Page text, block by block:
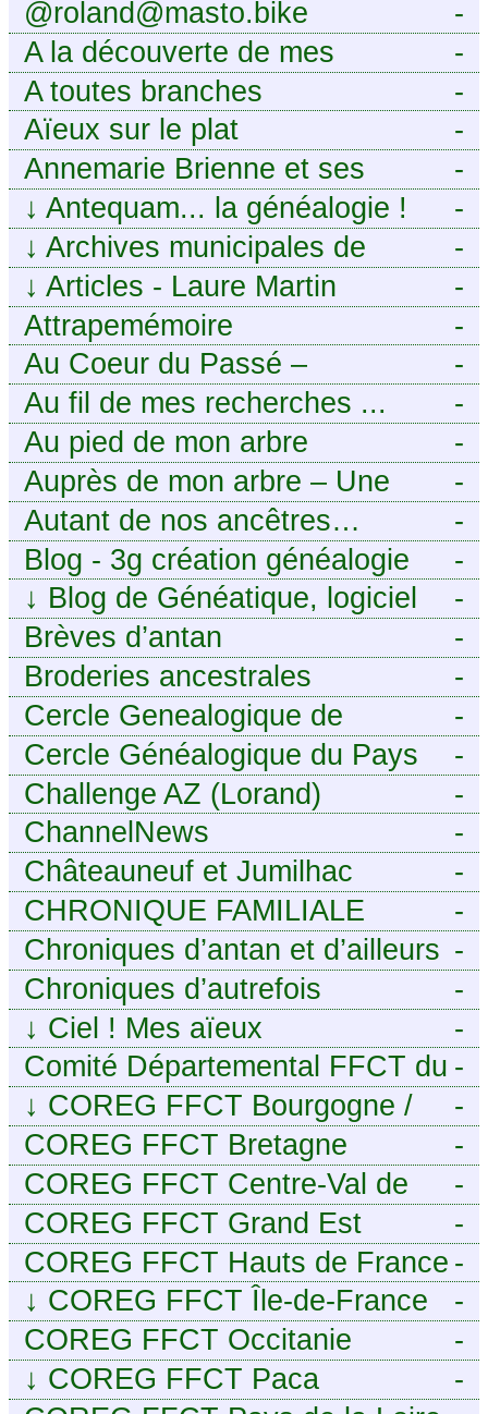
-
@roland@masto.bike
-
A la découverte de mes
ancêtres
-
A toutes branches
-
Aïeux sur le plat
-
Annemarie Brienne et ses
challenges de A à Z
-
↓ Antequam... la généalogie !
-
↓ Archives municipales de
Montpellier
-
↓ Articles - Laure Martin
-
Attrapemémoire
-
Au Coeur du Passé –
Généalogie Familiale
-
Au fil de mes recherches ...
-
Au pied de mon arbre
-
Auprès de mon arbre – Une
histoire de racines
-
Autant de nos ancêtres…
-
Blog - 3g création généalogie
-
↓ Blog de Généatique, logiciel
de généalogie
-
Brèves d’antan
-
Broderies ancestrales
-
Cercle Genealogique de
l’Aveyron
-
Cercle Généalogique du Pays
de Caux - Seine-Maritime
-
Challenge AZ (Lorand)
-
ChannelNews
-
Châteauneuf et Jumilhac
-
CHRONIQUE FAMILIALE
-
Chroniques d’antan et d’ailleurs
-
Chroniques d’autrefois
-
↓ Ciel ! Mes aïeux
-
Comité Départemental FFCT du
Cher
-
↓ COREG FFCT Bourgogne /
Franche-Comté
-
COREG FFCT Bretagne
-
COREG FFCT Centre-Val de
Loire
-
COREG FFCT Grand Est
-
COREG FFCT Hauts de France
-
↓ COREG FFCT Île-de-France
-
COREG FFCT Occitanie
-
↓ COREG FFCT Paca